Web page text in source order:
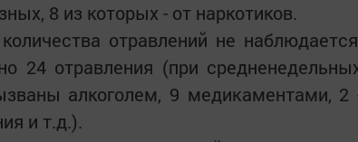
8 из которых - от наркотиков.
отравлений не
24 отравления (при
алкоголем, 9 медикаментами, 2
и т.д.).